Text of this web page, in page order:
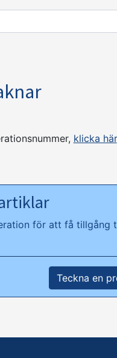
klicka här
för att få tillgång
Teckna en